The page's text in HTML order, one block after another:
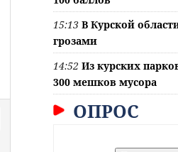
15:13 В Курской
грозами
14:52 Из курских
300 мешков мусора
ОПРОС